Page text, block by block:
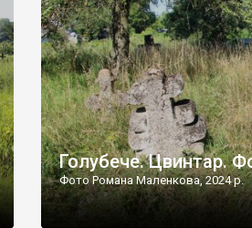
[…]
Голубече. Цвинтар.
Фото Романа Маленкова, 2024 р.